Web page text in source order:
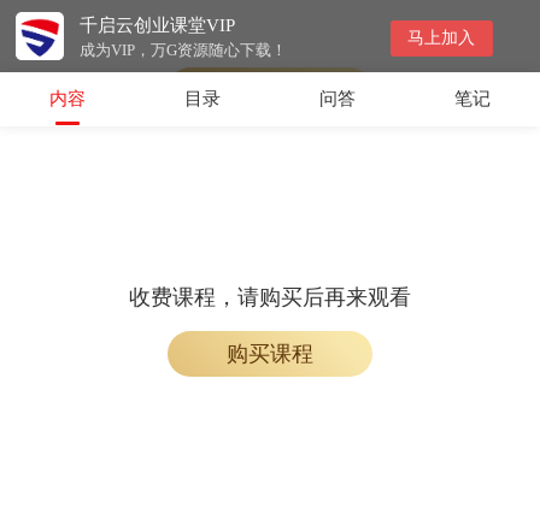
千启云创业课堂VIP
成为VIP，万G资源随心下载！
马上加入
会员专属课程，请开通会员后学习
内容 目录 问答 笔记
收费课程，请购买后再来观看
购买课程